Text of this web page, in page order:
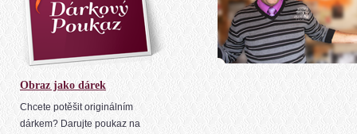
Obraz jako dárek
Chcete potěšit originálním
dárkem? Darujte poukaz na